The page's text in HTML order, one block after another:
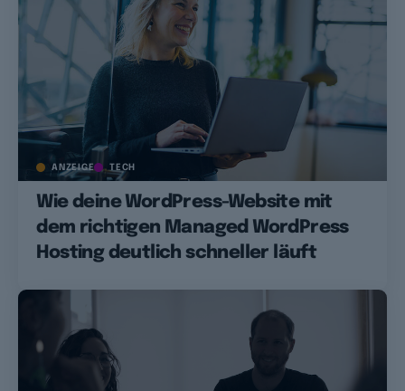
ANZEIGE TECH
Wie deine WordPress-Website mit
dem richtigen Managed WordPress
Hosting deutlich schneller läuft